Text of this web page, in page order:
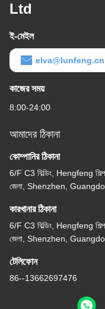
Ltd
ই-মেইল
elva@lunfeng.cn
কাজের সময়
8:00-24:00
আমাদের ঠিকানা
কোম্পানির ঠিকানা
6/F C3 বিল্ডিং, Hengfeng
জেলা, Shenzhen,
কারখানার ঠিকানা
6/F C3 বিল্ডিং, Hengfeng
জেলা, Shenzhen,
টেলিফোন
86--13662697476